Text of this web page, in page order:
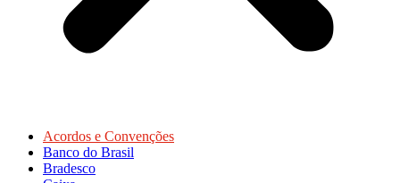
Acordos e Convenções
Banco do Brasil
Bradesco